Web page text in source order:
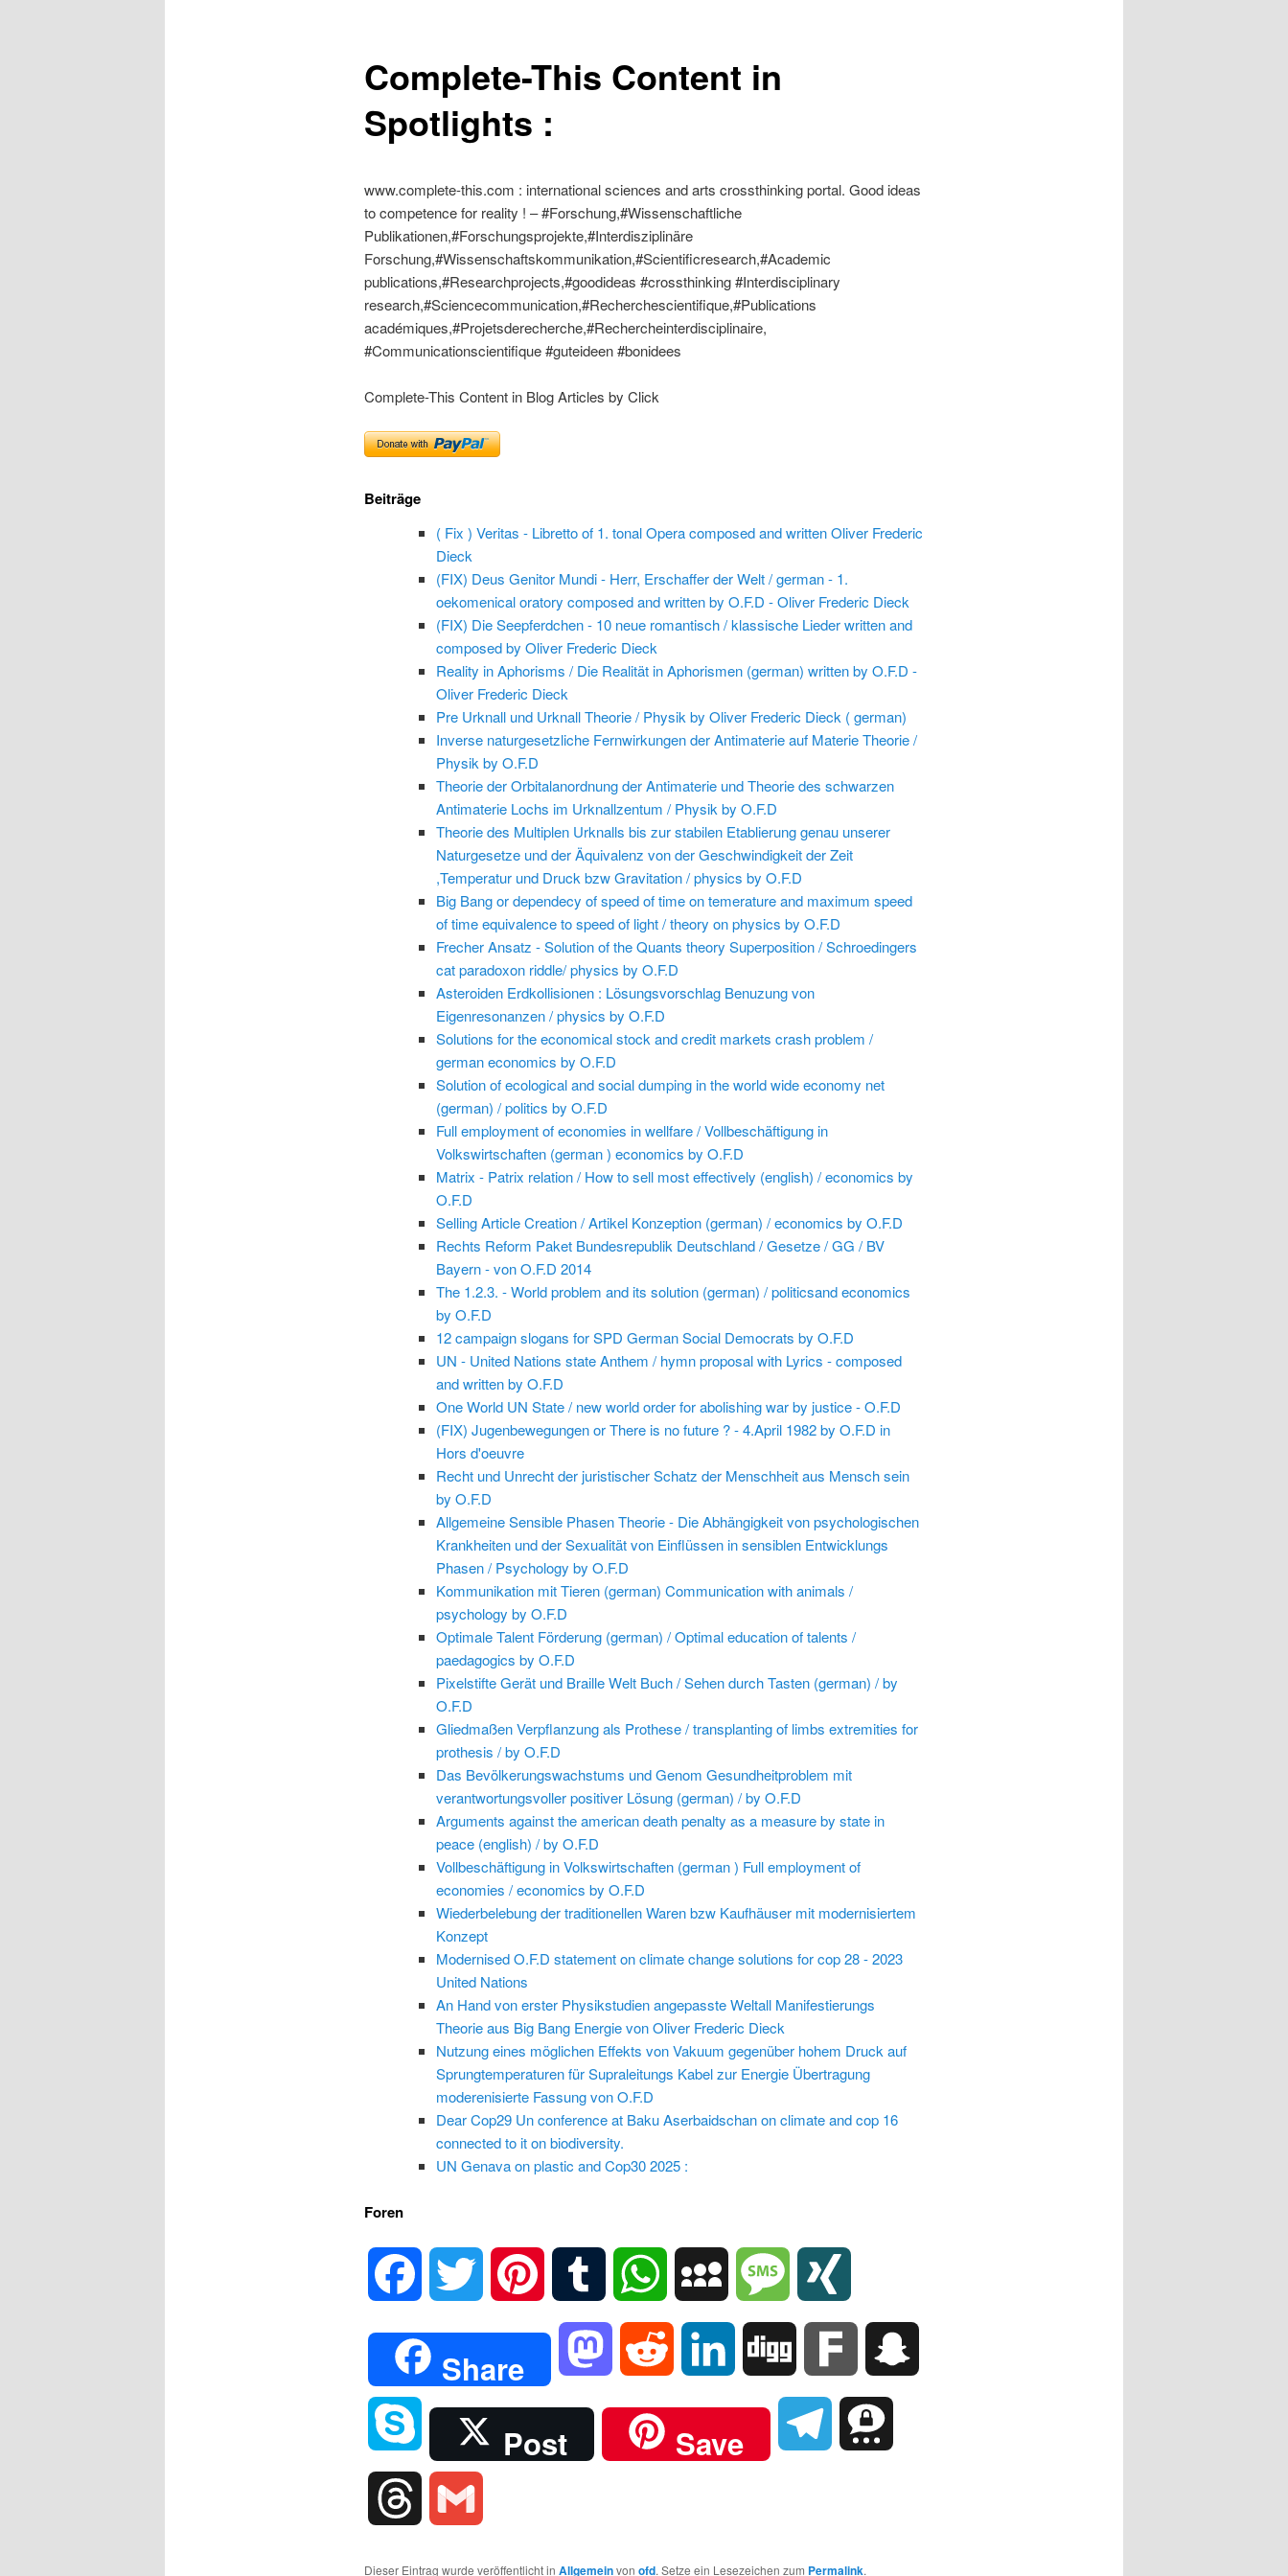
Complete-This Content in
Spotlights :
www.complete-this.com : international sciences and arts crossthinking portal. Good ideas
to competence for reality ! – #Forschung,#Wissenschaftliche
Publikationen,#Forschungsprojekte,#Interdisziplinäre
Forschung,#Wissenschaftskommunikation,#Scientificresearch,#Academic
publications,#Researchprojects,#goodideas #crossthinking #Interdisciplinary
research,#Sciencecommunication,#Recherchescientifique,#Publications
académiques,#Projetsderecherche,#Rechercheinterdisciplinaire,
#Communicationscientifique #guteideen #bonidees
Complete-This Content in Blog Articles by Click
Beiträge
( Fix ) Veritas - Libretto of 1. tonal Opera composed and written Oliver Frederic
Dieck
(FIX) Deus Genitor Mundi - Herr, Erschaffer der Welt / german - 1.
oekomenical oratory composed and written by O.F.D - Oliver Frederic Dieck
(FIX) Die Seepferdchen - 10 neue romantisch / klassische Lieder written and
composed by Oliver Frederic Dieck
Reality in Aphorisms / Die Realität in Aphorismen (german) written by O.F.D -
Oliver Frederic Dieck
Pre Urknall und Urknall Theorie / Physik by Oliver Frederic Dieck ( german)
Inverse naturgesetzliche Fernwirkungen der Antimaterie auf Materie Theorie /
Physik by O.F.D
Theorie der Orbitalanordnung der Antimaterie und Theorie des schwarzen
Antimaterie Lochs im Urknallzentum / Physik by O.F.D
Theorie des Multiplen Urknalls bis zur stabilen Etablierung genau unserer
Naturgesetze und der Äquivalenz von der Geschwindigkeit der Zeit
,Temperatur und Druck bzw Gravitation / physics by O.F.D
Big Bang or dependecy of speed of time on temerature and maximum speed
of time equivalence to speed of light / theory on physics by O.F.D
Frecher Ansatz - Solution of the Quants theory Superposition / Schroedingers
cat paradoxon riddle/ physics by O.F.D
Asteroiden Erdkollisionen : Lösungsvorschlag Benuzung von
Eigenresonanzen / physics by O.F.D
Solutions for the economical stock and credit markets crash problem /
german economics by O.F.D
Solution of ecological and social dumping in the world wide economy net
(german) / politics by O.F.D
Full employment of economies in wellfare / Vollbeschäftigung in
Volkswirtschaften (german ) economics by O.F.D
Matrix - Patrix relation / How to sell most effectively (english) / economics by
O.F.D
Selling Article Creation / Artikel Konzeption (german) / economics by O.F.D
Rechts Reform Paket Bundesrepublik Deutschland / Gesetze / GG / BV
Bayern - von O.F.D 2014
The 1.2.3. - World problem and its solution (german) / politicsand economics
by O.F.D
12 campaign slogans for SPD German Social Democrats by O.F.D
UN - United Nations state Anthem / hymn proposal with Lyrics - composed
and written by O.F.D
One World UN State / new world order for abolishing war by justice - O.F.D
(FIX) Jugenbewegungen or There is no future ? - 4.April 1982 by O.F.D in
Hors d'oeuvre
Recht und Unrecht der juristischer Schatz der Menschheit aus Mensch sein
by O.F.D
Allgemeine Sensible Phasen Theorie - Die Abhängigkeit von psychologischen
Krankheiten und der Sexualität von Einflüssen in sensiblen Entwicklungs
Phasen / Psychology by O.F.D
Kommunikation mit Tieren (german) Communication with animals /
psychology by O.F.D
Optimale Talent Förderung (german) / Optimal education of talents /
paedagogics by O.F.D
Pixelstifte Gerät und Braille Welt Buch / Sehen durch Tasten (german) / by
O.F.D
Gliedmaßen Verpflanzung als Prothese / transplanting of limbs extremities for
prothesis / by O.F.D
Das Bevölkerungswachstums und Genom Gesundheitproblem mit
verantwortungsvoller positiver Lösung (german) / by O.F.D
Arguments against the american death penalty as a measure by state in
peace (english) / by O.F.D
Vollbeschäftigung in Volkswirtschaften (german ) Full employment of
economies / economics by O.F.D
Wiederbelebung der traditionellen Waren bzw Kaufhäuser mit modernisiertem
Konzept
Modernised O.F.D statement on climate change solutions for cop 28 - 2023
United Nations
An Hand von erster Physikstudien angepasste Weltall Manifestierungs
Theorie aus Big Bang Energie von Oliver Frederic Dieck
Nutzung eines möglichen Effekts von Vakuum gegenüber hohem Druck auf
Sprungtemperaturen für Supraleitungs Kabel zur Energie Übertragung
moderenisierte Fassung von O.F.D
Dear Cop29 Un conference at Baku Aserbaidschan on climate and cop 16
connected to it on biodiversity.
UN Genava on plastic and Cop30 2025 :
Foren
Facebook Twitter Pinterest Tumblr WhatsApp MySpace Message
Share Mastodon Reddit LinkedIn Digg Fark
Skype Post Save Telegram
Threads
Dieser Eintrag wurde veröffentlicht in Allgemeinvon ofd. Setze ein Lesezeichen zum Permalink.